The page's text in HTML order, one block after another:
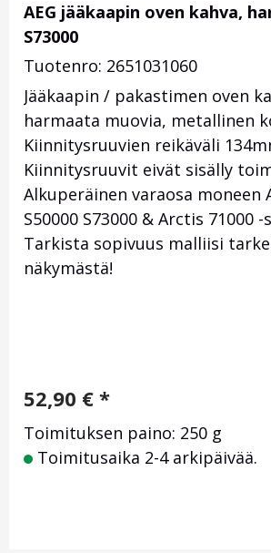
AEG jääkaapin oven kahva,
S73000
Tuotenro: 2651031060
Jääkaapin / pakastimen oven
harmaata muovia, metallinen
Kiinnitysruuvien reikäväli
Kiinnitysruuvit eivät sisälly
Alkuperäinen varaosa moneen
S50000 S73000 & Arctis 71000
Tarkista sopivuus malliisi
näkymästä!
52,90 € *
Toimituksen paino: 250 g
Toimitusaika 2-4 arkipäivää.